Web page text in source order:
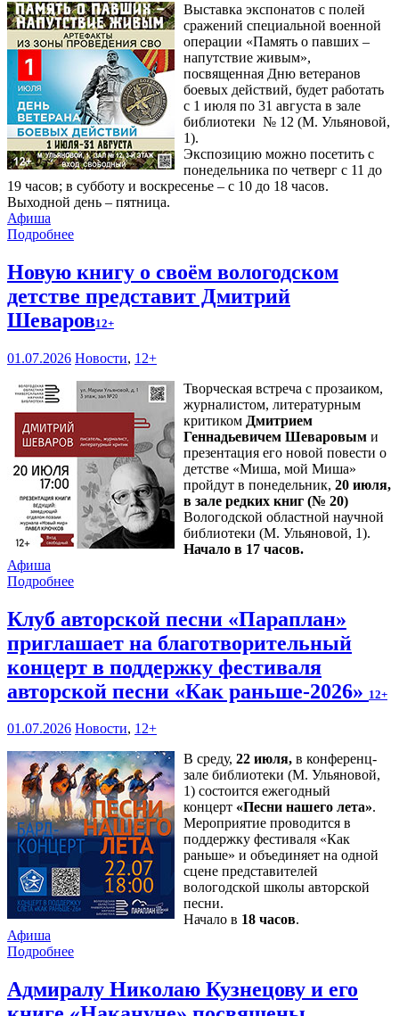
Выставка экспонатов с полей
сражений специальной военной
операции «Память о павших –
напутствие живым»,
посвященная Дню ветеранов
боевых действий, будет работать
с 1 июля по 31 августа в зале
библиотеки № 12 (М. Ульяновой,
1).
Экспозицию можно посетить с
понедельника по четверг с 11 до
19 часов; в субботу и воскресенье – с 10 до 18 часов.
Выходной день – пятница.
Афиша
Подробнее
Новую книгу о своём вологодском
детстве представит Дмитрий
Шеваров12+
01.07.2026 Новости, 12+
Творческая встреча с прозаиком,
журналистом, литературным
критиком Дмитрием
Геннадьевичем Шеваровым и
презентация его новой повести о
детстве «Миша, мой Миша»
пройдут в понедельник, 20 июля,
в зале редких книг (№ 20)
Вологодской областной научной
библиотеки (М. Ульяновой, 1).
Начало в 17 часов.
Афиша
Подробнее
Клуб авторской песни «Параплан»
приглашает на благотворительный
концерт в поддержку фестиваля
авторской песни «Как раньше-2026» 12+
01.07.2026 Новости, 12+
В среду, 22 июля, в конференц-
зале библиотеки (М. Ульяновой,
1) состоится ежегодный
концерт «Песни нашего лета».
Мероприятие проводится в
поддержку фестиваля «Как
раньше» и объединяет на одной
сцене представителей
вологодской школы авторской
песни.
Начало в 18 часов.
Афиша
Подробнее
Адмиралу Николаю Кузнецову и его